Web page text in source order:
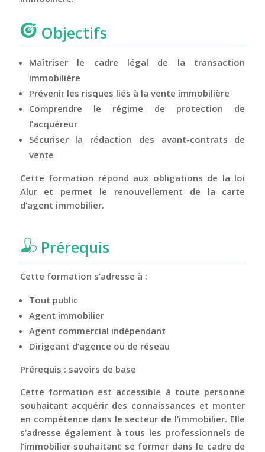
Objectifs
Maîtriser le cadre légal de la transaction
immobilière
Prévenir les risques liés à la vente immobilière
Comprendre le régime de protection de
l’acquéreur
Sécuriser la rédaction des avant-contrats de
vente
Cette formation répond aux obligations de la loi
Alur et permet le renouvellement de la carte
d’agent immobilier.
Prérequis
Cette formation s’adresse à :
Tout public
Agent immobilier
Agent commercial indépendant
Dirigeant d’agence ou de réseau
Prérequis : savoirs de base
Cette formation est accessible à toute personne
souhaitant acquérir des connaissances et monter
en compétence dans le secteur de l’immobilier. Elle
s’adresse également à tous les professionnels de
l’immobilier souhaitant se former dans le cadre de